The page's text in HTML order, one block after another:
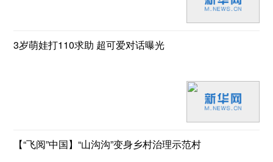
3岁萌娃打110求助 超可爱对话曝光
【“飞阅”中国】“山沟沟”变身乡村治理示范村